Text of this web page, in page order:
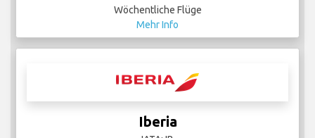
Wöchentliche Flüge
Mehr Info
Iberia